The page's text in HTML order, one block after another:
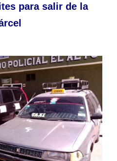
para salir de la